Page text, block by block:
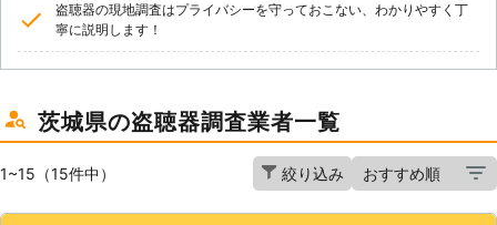
盗聴器の現地調査はプライバシーを守っておこない、わかりやすく丁
寧に説明します！
茨城県の盗聴器調査業者一覧
1~15（15件中） 絞り込み